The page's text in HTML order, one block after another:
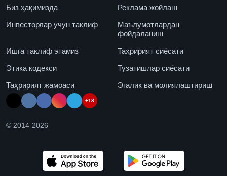
Биз ҳақимизда
Реклама жойлаш
Инвесторлар учун таклиф
Маълумотлардан
фойдаланиш
Ишга таклиф этамиз
Таҳририят сиёсати
Этика кодекси
Тузатишлар сиёсати
Таҳририят жамоаси
Эгалик ва молиялаштириш
+18
© 2014-2026